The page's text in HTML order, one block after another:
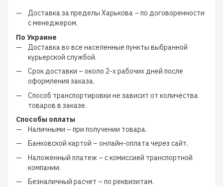
Доставка за пределы Харькова – по договоренности
с менеджером.
По Украине
Доставка во все населенные пункты выбранной
курьерской службой.
Срок доставки – около 2-х рабочих дней после
оформления заказа.
Способ транспортировки не зависит от количества
товаров в заказе.
Способы оплаты
Наличными – при получении товара.
Банковской картой – онлайн-оплата через сайт.
Наложенный платеж – скомиссией транспортной
компании.
Безналичный расчет – по реквизитам.